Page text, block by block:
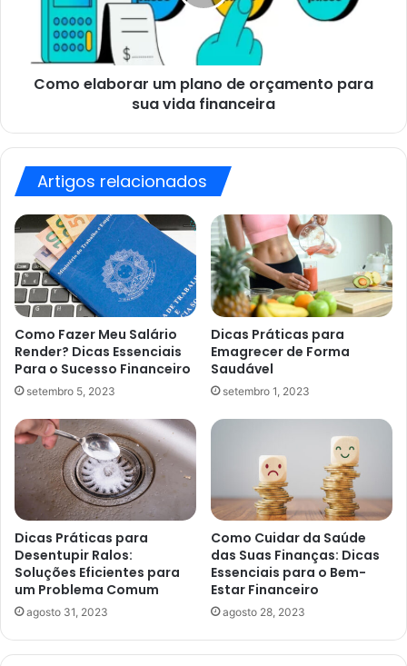
orçamento
vida
financeira
Como elaborar um plano de orçamento para
sua vida financeira
Artigos relacionados
Como Fazer Meu Salário
Render? Dicas Essenciais
Para o Sucesso Financeiro
setembro 5, 2023
Dicas Práticas para
Emagrecer de Forma
Saudável
setembro 1, 2023
Dicas Práticas para
Desentupir Ralos:
Soluções Eficientes para
um Problema Comum
agosto 31, 2023
Como Cuidar da Saúde
das Suas Finanças: Dicas
Essenciais para o Bem-
Estar Financeiro
agosto 28, 2023